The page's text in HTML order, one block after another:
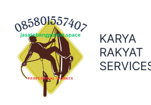
content
KARYA
RAKYAT